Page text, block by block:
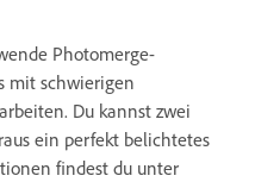
Photomerge-
mit schwierigen
Du kannst zwei
ein perfekt belichtetes
findest du unter